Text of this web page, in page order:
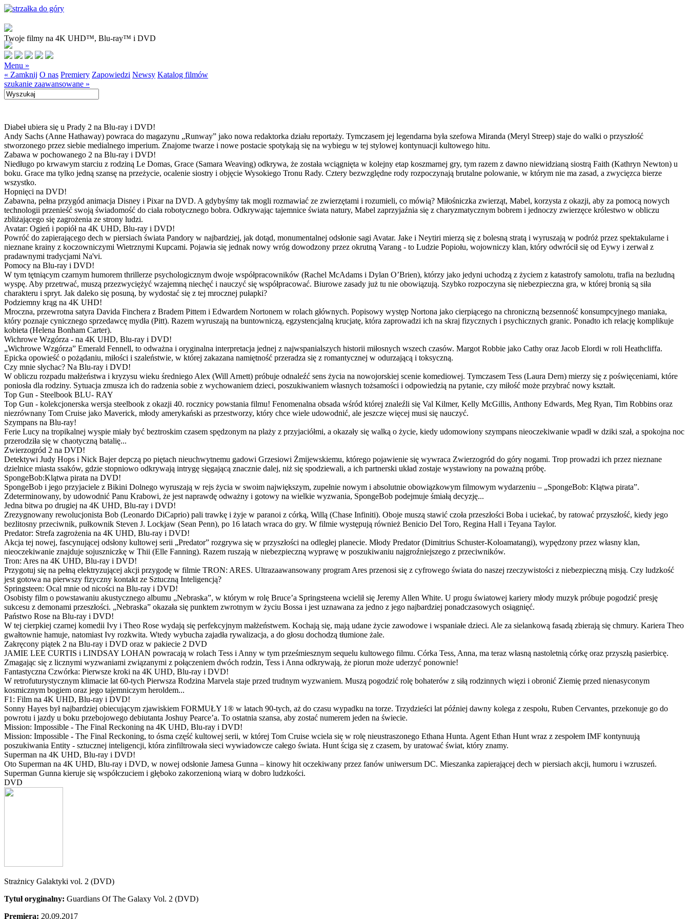
Twoje filmy na 4K UHD™, Blu-ray™ i DVD
Menu »
« Zamknij O nas Premiery Zapowiedzi Newsy Katalog filmów
szukanie zaawansowane »
Diabeł ubiera się u Prady 2 na Blu-ray i DVD!
Andy Sachs (Anne Hathaway) powraca do magazynu „Runway” jako nowa redaktorka działu reportaży. Tymczasem jej legendarna była szefowa Miranda (Meryl Streep) staje do walki o przyszłość
stworzonego przez siebie medialnego imperium. Znajome twarze i nowe postacie spotykają się na wybiegu w tej stylowej kontynuacji kultowego hitu.
Zabawa w pochowanego 2 na Blu-ray i DVD!
Niedługo po krwawym starciu z rodziną Le Domas, Grace (Samara Weaving) odkrywa, że została wciągnięta w kolejny etap koszmarnej gry, tym razem z dawno niewidzianą siostrą Faith (Kathryn Newton) u
boku. Grace ma tylko jedną szansę na przeżycie, ocalenie siostry i objęcie Wysokiego Tronu Rady. Cztery bezwzględne rody rozpoczynają brutalne polowanie, w którym nie ma zasad, a zwycięzca bierze
wszystko.
Hopnięci na DVD!
Zabawna, pełna przygód animacja Disney i Pixar na DVD. A gdybyśmy tak mogli rozmawiać ze zwierzętami i rozumieli, co mówią? Miłośniczka zwierząt, Mabel, korzysta z okazji, aby za pomocą nowych
technologii przenieść swoją świadomość do ciała robotycznego bobra. Odkrywając tajemnice świata natury, Mabel zaprzyjaźnia się z charyzmatycznym bobrem i jednoczy zwierzęce królestwo w obliczu
zbliżającego się zagrożenia ze strony ludzi.
Avatar: Ogień i popiół na 4K UHD, Blu-ray i DVD!
Powróć do zapierającego dech w piersiach świata Pandory w najbardziej, jak dotąd, monumentalnej odsłonie sagi Avatar. Jake i Neytiri mierzą się z bolesną stratą i wyruszają w podróż przez spektakularne i
nieznane krainy z koczowniczymi Wietrznymi Kupcami. Pojawia się jednak nowy wróg dowodzony przez okrutną Varang - to Ludzie Popiołu, wojowniczy klan, który odwrócił się od Eywy i zerwał z
pradawnymi tradycjami Na'vi.
Pomocy na Blu-ray i DVD!
W tym tętniącym czarnym humorem thrillerze psychologicznym dwoje współpracowników (Rachel McAdams i Dylan O’Brien), którzy jako jedyni uchodzą z życiem z katastrofy samolotu, trafia na bezludną
wyspę. Aby przetrwać, muszą przezwyciężyć wzajemną niechęć i nauczyć się współpracować. Biurowe zasady już tu nie obowiązują. Szybko rozpoczyna się niebezpieczna gra, w której bronią są siła
charakteru i spryt. Jak daleko się posuną, by wydostać się z tej mrocznej pułapki?
Podziemny krąg na 4K UHD!
Mroczna, przewrotna satyra Davida Finchera z Bradem Pittem i Edwardem Nortonem w rolach głównych. Popisowy występ Nortona jako cierpiącego na chroniczną bezsenność konsumpcyjnego maniaka,
który poznaje cynicznego sprzedawcę mydła (Pitt). Razem wyruszają na buntowniczą, egzystencjalną krucjatę, która zaprowadzi ich na skraj fizycznych i psychicznych granic. Ponadto ich relację komplikuje
kobieta (Helena Bonham Carter).
Wichrowe Wzgórza - na 4K UHD, Blu-ray i DVD!
„Wichrowe Wzgórza” Emerald Fennell, to odważna i oryginalna interpretacja jednej z najwspanialszych historii miłosnych wszech czasów. Margot Robbie jako Cathy oraz Jacob Elordi w roli Heathcliffa.
Epicka opowieść o pożądaniu, miłości i szaleństwie, w której zakazana namiętność przeradza się z romantycznej w odurzającą i toksyczną.
Czy mnie słychac? Na Blu-ray i DVD!
W obliczu rozpadu małżeństwa i kryzysu wieku średniego Alex (Will Arnett) próbuje odnaleźć sens życia na nowojorskiej scenie komediowej. Tymczasem Tess (Laura Dern) mierzy się z poświęceniami, które
poniosła dla rodziny. Sytuacja zmusza ich do radzenia sobie z wychowaniem dzieci, poszukiwaniem własnych tożsamości i odpowiedzią na pytanie, czy miłość może przybrać nowy kształt.
Top Gun - Steelbook BLU- RAY
Top Gun - kolekcjonerska wersja steelbook z okazji 40. rocznicy powstania filmu! Fenomenalna obsada wśród której znaleźli się Val Kilmer, Kelly McGillis, Anthony Edwards, Meg Ryan, Tim Robbins oraz
niezrównany Tom Cruise jako Maverick, młody amerykański as przestworzy, który chce wiele udowodnić, ale jeszcze więcej musi się nauczyć.
Szympans na Blu-ray!
Ferie Lucy na tropikalnej wyspie miały być beztroskim czasem spędzonym na plaży z przyjaciółmi, a okazały się walką o życie, kiedy udomowiony szympans nieoczekiwanie wpadł w dziki szał, a spokojna noc
przerodziła się w chaotyczną batalię...
Zwierzogród 2 na DVD!
Detektywi Judy Hops i Nick Bajer depczą po piętach nieuchwytnemu gadowi Grzesiowi Żmijewskiemu, którego pojawienie się wywraca Zwierzogród do góry nogami. Trop prowadzi ich przez nieznane
dzielnice miasta ssaków, gdzie stopniowo odkrywają intrygę sięgającą znacznie dalej, niż się spodziewali, a ich partnerski układ zostaje wystawiony na poważną próbę.
SpongeBob:Klątwa pirata na DVD!
SpongeBob i jego przyjaciele z Bikini Dolnego wyruszają w rejs życia w swoim największym, zupełnie nowym i absolutnie obowiązkowym filmowym wydarzeniu – „SpongeBob: Klątwa pirata”.
Zdeterminowany, by udowodnić Panu Krabowi, że jest naprawdę odważny i gotowy na wielkie wyzwania, SpongeBob podejmuje śmiałą decyzję...
Jedna bitwa po drugiej na 4K UHD, Blu-ray i DVD!
Zrezygnowany rewolucjonista Bob (Leonardo DiCaprio) pali trawkę i żyje w paranoi z córką, Willą (Chase Infiniti). Oboje muszą stawić czoła przeszłości Boba i uciekać, by ratować przyszłość, kiedy jego
bezlitosny przeciwnik, pułkownik Steven J. Lockjaw (Sean Penn), po 16 latach wraca do gry. W filmie występują również Benicio Del Toro, Regina Hall i Teyana Taylor.
Predator: Strefa zagrożenia na 4K UHD, Blu-ray i DVD!
Akcja tej nowej, fascynującej odsłony kultowej serii „Predator” rozgrywa się w przyszłości na odległej planecie. Młody Predator (Dimitrius Schuster-Koloamatangi), wypędzony przez własny klan,
nieoczekiwanie znajduje sojuszniczkę w Thii (Elle Fanning). Razem ruszają w niebezpieczną wyprawę w poszukiwaniu najgroźniejszego z przeciwników.
Tron: Ares na 4K UHD, Blu-ray i DVD!
Przygotuj się na pełną elektryzującej akcji przygodę w filmie TRON: ARES. Ultrazaawansowany program Ares przenosi się z cyfrowego świata do naszej rzeczywistości z niebezpieczną misją. Czy ludzkość
jest gotowa na pierwszy fizyczny kontakt ze Sztuczną Inteligencją?
Springsteen: Ocal mnie od nicości na Blu-ray i DVD!
Osobisty film o powstawaniu akustycznego albumu „Nebraska”, w którym w rolę Bruce’a Springsteena wcielił się Jeremy Allen White. U progu światowej kariery młody muzyk próbuje pogodzić presję
sukcesu z demonami przeszłości. „Nebraska” okazała się punktem zwrotnym w życiu Bossa i jest uznawana za jedno z jego najbardziej ponadczasowych osiągnięć.
Państwo Rose na Blu-ray i DVD!
W tej cierpkiej czarnej komedii Ivy i Theo Rose wydają się perfekcyjnym małżeństwem. Kochają się, mają udane życie zawodowe i wspaniałe dzieci. Ale za sielankową fasadą zbierają się chmury. Kariera Theo
gwałtownie hamuje, natomiast Ivy rozkwita. Wtedy wybucha zajadła rywalizacja, a do głosu dochodzą tłumione żale.
Zakręcony piątek 2 na Blu-ray i DVD oraz w pakiecie 2 DVD
JAMIE LEE CURTIS i LINDSAY LOHAN powracają w rolach Tess i Anny w tym prześmiesznym sequelu kultowego filmu. Córka Tess, Anna, ma teraz własną nastoletnią córkę oraz przyszłą pasierbicę.
Zmagając się z licznymi wyzwaniami związanymi z połączeniem dwóch rodzin, Tess i Anna odkrywają, że piorun może uderzyć ponownie!
Fantastyczna Czwórka: Pierwsze kroki na 4K UHD, Blu-ray i DVD!
W retrofuturystycznym klimacie lat 60-tych Pierwsza Rodzina Marvela staje przed trudnym wyzwaniem. Muszą pogodzić rolę bohaterów z siłą rodzinnych więzi i obronić Ziemię przed nienasyconym
kosmicznym bogiem oraz jego tajemniczym heroldem...
F1: Film na 4K UHD, Blu-ray i DVD!
Sonny Hayes był najbardziej obiecującym zjawiskiem FORMUŁY 1® w latach 90-tych, aż do czasu wypadku na torze. Trzydzieści lat później dawny kolega z zespołu, Ruben Cervantes, przekonuje go do
powrotu i jazdy u boku przebojowego debiutanta Joshuy Pearce’a. To ostatnia szansa, aby zostać numerem jeden na świecie.
Mission: Impossible - The Final Reckoning na 4K UHD, Blu-ray i DVD!
Mission: Impossible - The Final Reckoning, to ósma część kultowej serii, w której Tom Cruise wciela się w rolę nieustraszonego Ethana Hunta. Agent Ethan Hunt wraz z zespołem IMF kontynuują
poszukiwania Entity - sztucznej inteligencji, która zinfiltrowała sieci wywiadowcze całego świata. Hunt ściga się z czasem, by uratować świat, który znamy.
Superman na 4K UHD, Blu-ray i DVD!
Oto Superman na 4K UHD, Blu-ray i DVD, w nowej odsłonie Jamesa Gunna – kinowy hit oczekiwany przez fanów uniwersum DC. Mieszanka zapierającej dech w piersiach akcji, humoru i wzruszeń.
Superman Gunna kieruje się współczuciem i głęboko zakorzenioną wiarą w dobro ludzkości.
DVD
Strażnicy Galaktyki vol. 2 (DVD)
Tytuł oryginalny: Guardians Of The Galaxy Vol. 2 (DVD)
Premiera: 20.09.2017